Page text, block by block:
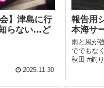
】津島に行
らない…ど
2025.11.30
報告用
本海サ
雨と風が
ででもな
秋田 #釣